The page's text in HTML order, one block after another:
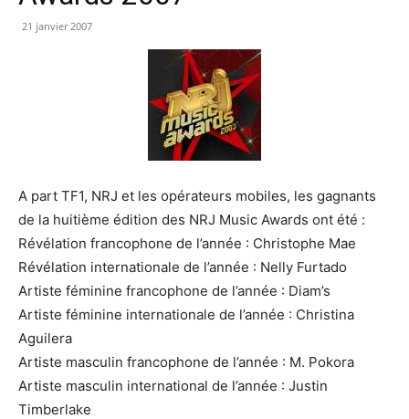
21 janvier 2007
A part TF1, NRJ et les opérateurs mobiles, les gagnants
de la huitième édition des NRJ Music Awards ont été :
Révélation francophone de l’année : Christophe Mae
Révélation internationale de l’année : Nelly Furtado
Artiste féminine francophone de l’année : Diam’s
Artiste féminine internationale de l’année : Christina
Aguilera
Artiste masculin francophone de l’année : M. Pokora
Artiste masculin international de l’année : Justin
Timberlake